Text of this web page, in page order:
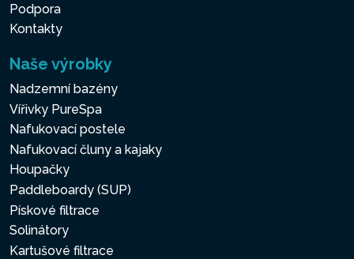
Podpora
Kontakty
Naše výrobky
Nadzemní bazény
Vířivky PureSpa
Nafukovací postele
Nafukovací čluny a kajaky
Houpačky
Paddleboardy (SUP)
Pískové filtrace
Solinátory
Kartušové filtrace